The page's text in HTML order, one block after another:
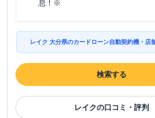
息！※
レイク 大分県のカードローン自動契約機・店
検索する
レイクの口コミ・評判